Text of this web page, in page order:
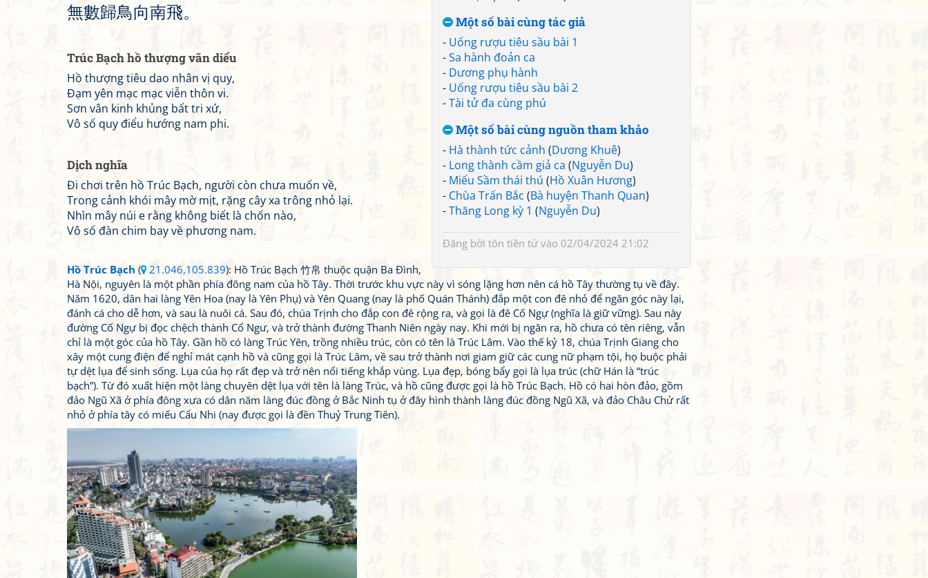
Một số bài cùng tác giả
- Uống rượu tiêu sầu bài 1
-Sa hành đoản ca
- Dương phụ hành
- Uống rượu tiêu sầu bài 2
-Tài tử đa cùng phú
Một số bài cùng nguồn tham khảo
- Hà thành tức cảnh (Dương Khuê)
- Long thành cầm giả ca (Nguyễn Du)
- Miếu Sầm thái thú (Hồ Xuân Hương)
- Chùa Trấn Bắc (Bà huyện Thanh Quan)
-Thăng Long kỳ 1 (Nguyễn Du)
Đăng bởi tôn tiền tửvào 02/04/2024 21:02
無數歸鳥向南飛。
Trúc Bạch hồ thượng vãn diểu
Hồ thượng tiêu dao nhân vị quy,
Đạm yên mạc mạc viễn thôn vi.
Sơn vân kinh khủng bất tri xứ,
Vô số quy điểu hướng nam phi.
Dịch nghĩa
Đi chơi trên hồ Trúc Bạch, người còn chưa muốn về,
Trong cảnh khói mây mờ mịt, rặng cây xa trông nhỏ lại.
Nhìn mây núi e rằng không biết là chốn nào,
Vô số đàn chim bay về phương nam.
Hồ Trúc Bạch ( 21.046,105.839): Hồ Trúc Bạch 竹帛 thuộc quận Ba Đình,
Hà Nội, nguyên là một phần phía đông nam của hồ Tây. Thời trước khu vực này vì sóng lặng hơn nên cá hồ Tây thường tụ về đây.
Năm 1620, dân hai làng Yên Hoa (nay là Yên Phụ) và Yên Quang (nay là phố Quán Thánh) đắp một con đê nhỏ để ngăn góc này lại,
đánh cá cho dễ hơn, và sau là nuôi cá. Sau đó, chúa Trịnh cho đắp con đê rộng ra, và gọi là đê Cố Ngự (nghĩa là giữ vững). Sau này
đường Cố Ngự bị đọc chệch thành Cổ Ngư, và trở thành đường Thanh Niên ngày nay. Khi mới bị ngăn ra, hồ chưa có tên riêng, vẫn
chỉ là một góc của hồ Tây. Gần hồ có làng Trúc Yên, trồng nhiều trúc, còn có tên là Trúc Lâm. Vào thế kỷ 18, chúa Trịnh Giang cho
xây một cung điện để nghỉ mát cạnh hồ và cũng gọi là Trúc Lâm, về sau trở thành nơi giam giữ các cung nữ phạm tội, họ buộc phải
tự dệt lụa để sinh sống. Lụa của họ rất đẹp và trở nên nổi tiếng khắp vùng. Lụa đẹp, bóng bẩy gọi là lụa trúc (chữ Hán là “trúc
bạch”). Từ đó xuất hiện một làng chuyên dệt lụa với tên là làng Trúc, và hồ cũng được gọi là hồ Trúc Bạch. Hồ có hai hòn đảo, gồm
đảo Ngũ Xã ở phía đông xưa có dân năm làng đúc đồng ở Bắc Ninh tụ ở đây hình thành làng đúc đồng Ngũ Xã, và đảo Châu Chử rất
nhỏ ở phía tây có miếu Cẩu Nhi (nay được gọi là đền Thuỷ Trung Tiên).